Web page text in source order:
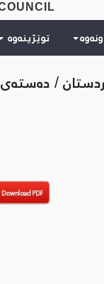
توێژینەوە
/ دەستەی